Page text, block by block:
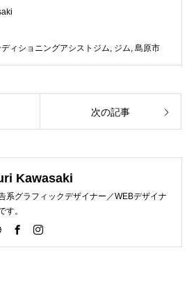
ディショニングアシストジム ジム 島原市
次の記事
Kawasaki
系グラフィックデザイナー／WEBデザイナ
す。